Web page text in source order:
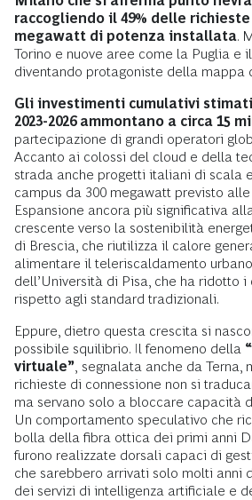
raccogliendo il 49% delle
megawatt di potenza installata.
Torino e nuove aree come la Puglia e
diventando protagoniste della mappa
Gli investimenti cumulativi
2023-2026 ammontano a circa 15
partecipazione di grandi operatori
Accanto ai colossi del cloud e della
strada anche progetti italiani di scala
campus da 300 megawatt previsto
Espansione ancora più significativa
crescente verso la sostenibilità
di Brescia, che riutilizza il calore
alimentare il teleriscaldamento
dell’Università di Pisa, che ha ridotto i
rispetto agli standard tradizionali.
Eppure, dietro questa crescita si
possibile squilibrio. Il fenomeno della
virtuale” segnalata anche da Terna,
richieste di connessione non si
ma servano solo a bloccare capacità
Un comportamento speculativo che
bolla della fibra ottica dei primi anni
furono realizzate dorsali capaci di
che sarebbero arrivati solo molti anni
dei servizi di intelligenza artificiale e